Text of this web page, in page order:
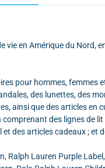
en Amérique du Nord,
pour hommes, femmes
des lunettes, des
ainsi que des articles en
des lignes de lit
des articles cadeaux ; et
Ralph Lauren Purple